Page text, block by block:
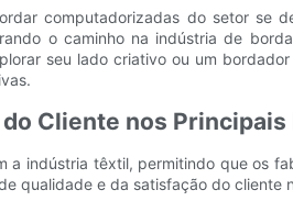
computadorizadas do setor se
o caminho na indústria de
seu lado criativo ou um
Cliente nos
a indústria têxtil, permitindo que os
qualidade e da satisfação do cliente